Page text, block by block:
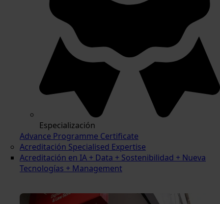
Especialización
Advance Programme Certificate
Acreditación Specialised Expertise
Acreditación en IA + Data + Sostenibilidad + Nueva
Tecnologías + Management